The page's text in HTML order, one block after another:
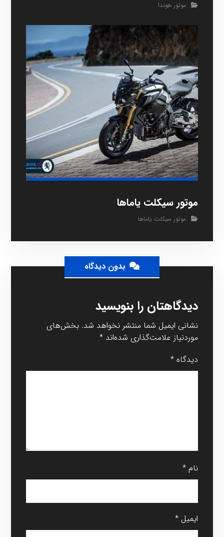
موتور هوندا
موتور سیکلت یاماها
موتور سیکلت یاماها
بدون دیدگاه
دیدگاهتان را بنویسید
نشانی ایمیل شما منتشر نخواهد شد. بخش‌های
موردنیاز علامت‌گذاری شده‌اند*
دیدگاه*
نام*
ایمیل*